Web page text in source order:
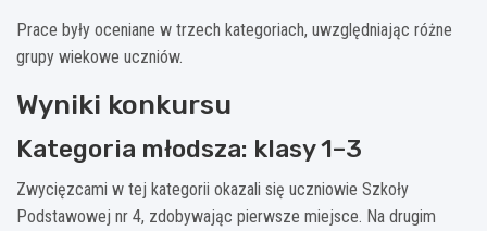
Prace były oceniane w trzech kategoriach, uwzględniając różne
grupy wiekowe uczniów.
Wyniki konkursu
Kategoria młodsza: klasy 1–3
Zwycięzcami w tej kategorii okazali się uczniowie Szkoły
Podstawowej nr 4, zdobywając pierwsze miejsce. Na drugim